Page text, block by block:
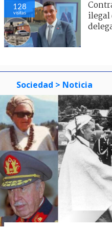
128
visitas
ilegal
Sociedad > Noticia